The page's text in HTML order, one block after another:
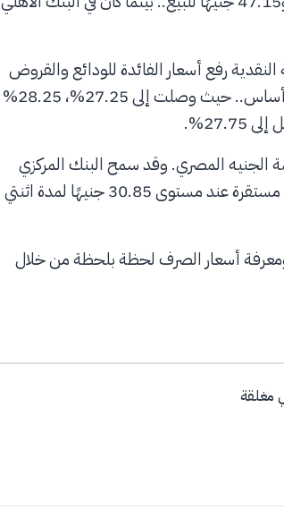
مارس.. قررت لجنة السياسة النقدية رفع أسعار الفائدة للودائع والقروض
لليلة واحدة وكذلك سعر العملية الرئيسية للبنك المركزي بمقدار 600 نقطة أساس.. حيث وصلت إلى 27.25%، 28.25%
الجنيه المصري. وقد سمح البنك المركزي
بتراجع قيمة الجنيه المصري إلى حوالي 50 جنيهًا مقابل الدولار.. بعد أن كانت مستقرة عند مستوى 30.85 جنيهًا لمدة اثنتي
ومعرفة أسعار الصرف لحظة بلحظة من خلال
مغلقة